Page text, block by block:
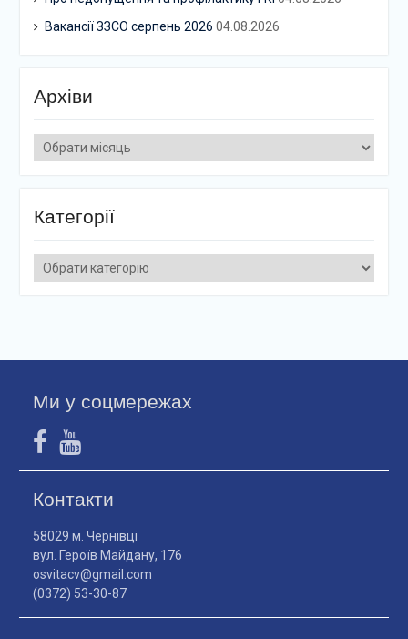
Вакансії ЗЗСО серпень 2026 04.08.2026
Архіви
Архіви
Категорії
Категорії
Ми у соцмережах
Контакти
58029 м. Чернівці
вул. Героїв Майдану, 176
osvitacv@gmail.com
(0372) 53-30-87